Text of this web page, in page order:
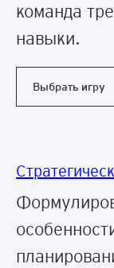
команда
навыки.
Выбрать игру